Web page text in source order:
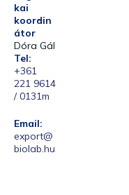
kai
koordin
átor
Dóra Gál
Tel:
+361
221 9614
/ 0131m
Email:
export@
biolab.hu